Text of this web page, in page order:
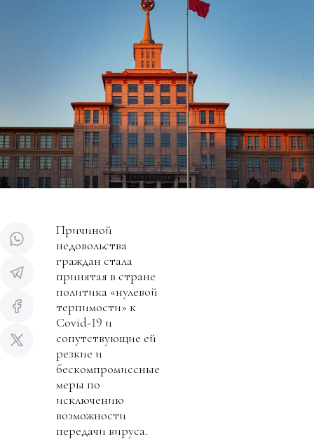
Причиной
недовольства
граждан стала
принятая в стране
политика «нулевой
терпимости» к
Covid-19 и
сопутствующие ей
резкие и
бескомпромиссные
меры по
исключению
возможности
передачи вируса.